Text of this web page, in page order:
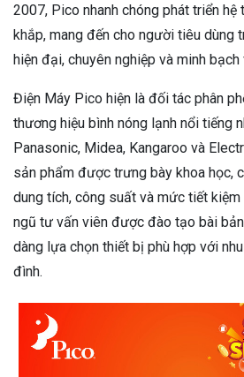
2007, Pico nhanh chóng phát triển
khắp, mang đến cho người tiêu dùng
hiện đại, chuyên nghiệp và minh bạch
Điện Máy Pico hiện là đối tác phân
thương hiệu bình nóng lạnh nổi tiếng
Panasonic, Midea, Kangaroo và
sản phẩm được trưng bày khoa học,
dung tích, công suất và mức tiết
ngũ tư vấn viên được đào tạo bài
dàng lựa chọn thiết bị phù hợp với
đình.